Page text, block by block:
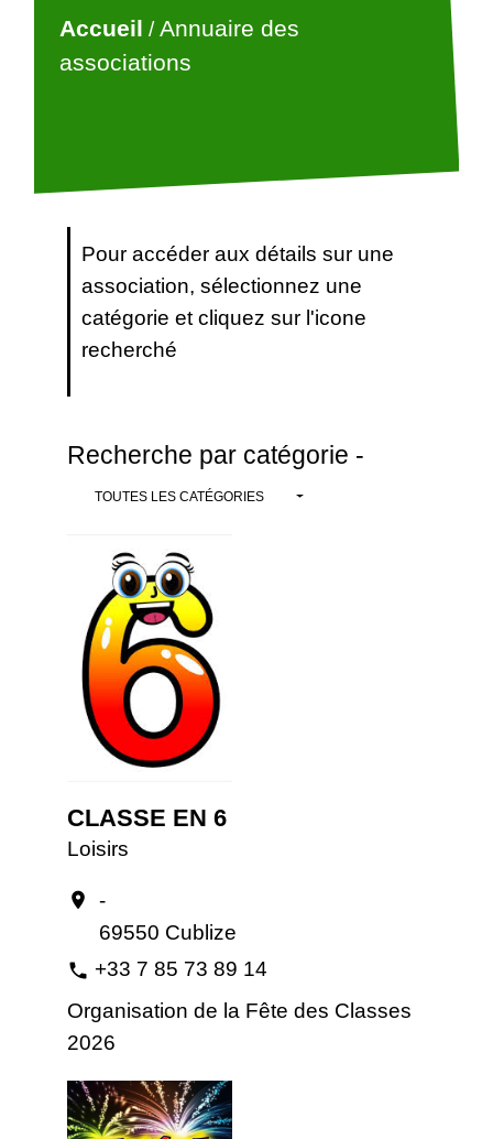
Accueil /Annuaire des
associations
Pour accéder aux détails sur une
association, sélectionnez une
catégorie et cliquez sur l'icone
recherché
Recherche par catégorie -
TOUTES LES CATÉGORIES
CLASSE EN 6
Loisirs
location_on
-
69550 Cublize
phone +33 7 85 73 89 14
Organisation de la Fête des Classes
2026